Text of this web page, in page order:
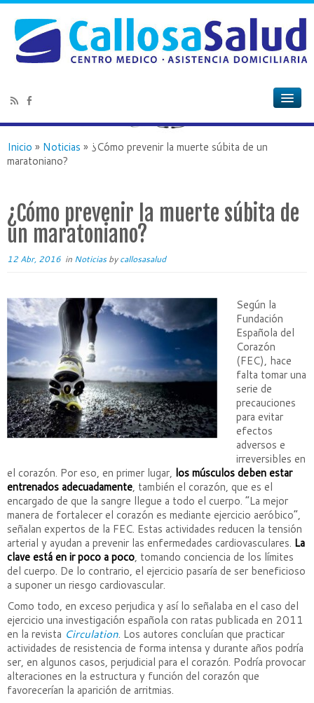
Inicio » Noticias » ¿Cómo prevenir la muerte súbita de un
maratoniano?
¿Cómo prevenir la muerte súbita de
un maratoniano?
12 Abr, 2016 in Noticiasbycallosasalud
Según la
Fundación
Española del
Corazón
(FEC), hace
falta tomar una
serie de
precauciones
para evitar
efectos
adversos e
irreversibles en
el corazón. Por eso, en primer lugar, los músculos deben estar
entrenados adecuadamente, también el corazón, que es el
encargado de que la sangre llegue a todo el cuerpo. “La mejor
manera de fortalecer el corazón es mediante ejercicio aeróbico”,
señalan expertos de la FEC. Estas actividades reducen la tensión
arterial y ayudan a prevenir las enfermedades cardiovasculares. La
clave está en ir poco a poco, tomando conciencia de los límites
del cuerpo. De lo contrario, el ejercicio pasaría de ser beneficioso
a suponer un riesgo cardiovascular.
Como todo, en exceso perjudica y así lo señalaba en el caso del
ejercicio una investigación española con ratas publicada en 2011
en la revista Circulation. Los autores concluían que practicar
actividades de resistencia de forma intensa y durante años podría
ser, en algunos casos, perjudicial para el corazón. Podría provocar
alteraciones en la estructura y función del corazón que
favorecerían la aparición de arritmias.